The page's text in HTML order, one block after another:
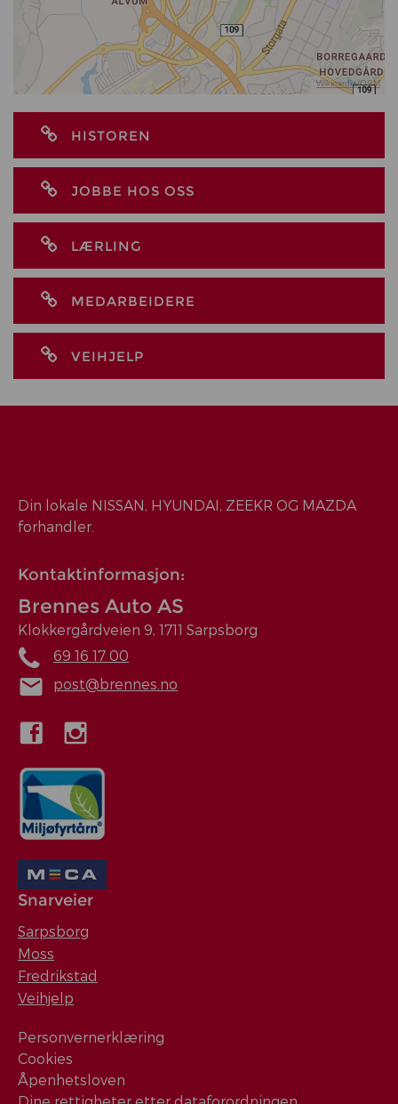
Wikimedia/OSM
HISTOREN
JOBBE HOS OSS
LÆRLING
MEDARBEIDERE
VEIHJELP
Din lokale NISSAN, HYUNDAI, ZEEKR OG MAZDA
forhandler.
Kontaktinformasjon:
Brennes Auto AS
Klokkergårdveien 9, 1711 Sarpsborg
69 16 17 00
post@brennes.no
Snarveier
Sarpsborg
Moss
Fredrikstad
Veihjelp
Personvernerklæring
Cookies
Åpenhetsloven